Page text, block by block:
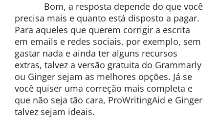
Bom, a resposta depende do que você
precisa mais e quanto está disposto a pagar.
Para aqueles que querem corrigir a escrita
em emails e redes sociais, por exemplo, sem
gastar nada e ainda ter alguns recursos
extras, talvez a versão gratuita do Grammarly
ou Ginger sejam as melhores opções. Já se
você quiser uma correção mais completa e
que não seja tão cara, ProWritingAid e Ginger
talvez sejam ideais.